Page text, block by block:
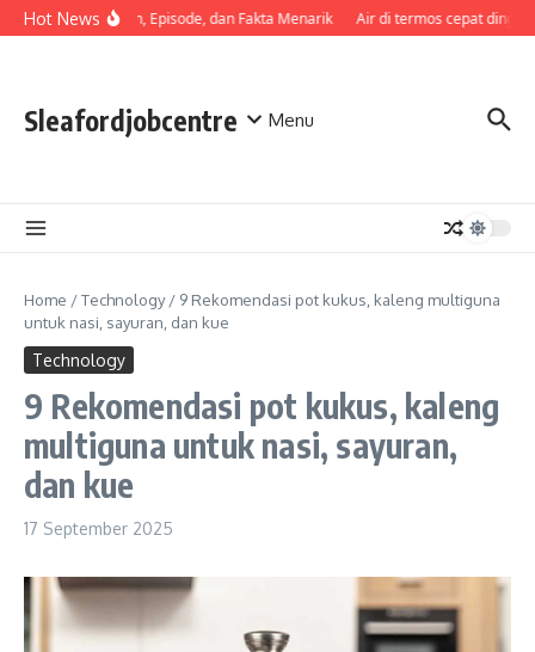
Skip to content
Hot News
Sinopsis, Pemeran, Episode, dan Fakta Menarik Air di termos cepat dingin?
Sleafordjobcentre Menu
Home /Technology/ 9 Rekomendasi pot kukus, kaleng multiguna
untuk nasi, sayuran, dan kue
Technology
9 Rekomendasi pot kukus, kaleng
multiguna untuk nasi, sayuran,
dan kue
17 September 2025